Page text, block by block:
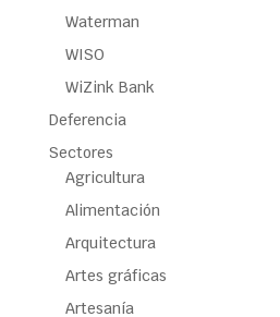
Waterman
WISO
WiZink Bank
Deferencia
Sectores
Agricultura
Alimentación
Arquitectura
Artes gráficas
Artesanía